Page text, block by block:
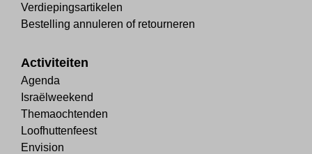
Verdiepingsartikelen
Bestelling annuleren of retourneren
Activiteiten
Agenda
Israëlweekend
Themaochtenden
Loofhuttenfeest
Envision